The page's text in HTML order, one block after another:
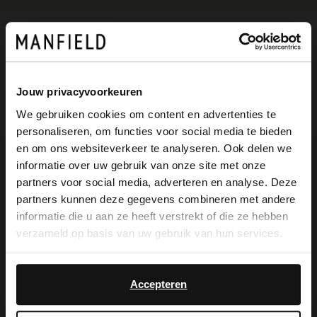
Jouw privacyvoorkeuren
We gebruiken cookies om content en advertenties te
personaliseren, om functies voor social media te bieden
en om ons websiteverkeer te analyseren. Ook delen we
informatie over uw gebruik van onze site met onze
partners voor social media, adverteren en analyse. Deze
partners kunnen deze gegevens combineren met andere
informatie die u aan ze heeft verstrekt of die ze hebben
verzameld op basis van uw gebruik van hun services.
Accepteren
Omschrijving
van Manfield. De sneakers hebben een
witte zool van 5 cm en witte details op de
schoen. We adviseren als verzorging en
bescherming de Collonil Carbon Pro.
Alles over dit product
×
View this website in English?
It looks like your language isn't Dutch. Would
you like to switch to English?
English